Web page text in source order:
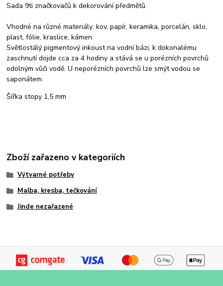
Sada 9ti značkovačů k dekorování předmětů.
Vhodné na různé materiály: kov, papír, keramika, porcelán, sklo,
plast, fólie, kraslice, kámen.
Světlostálý pigmentový inkoust na vodní bázi, k dokonalému
zaschnutí dojde cca za 4 hodiny a stává se u porézních povrchů
odolným vůči vodě. U neporézních povrchů lze smýt vodou se
saponátem.
Šířka stopy 1,5 mm
Zboží zařazeno v kategoriích
Výtvarné potřeby
Malba, kresba, tečkování
Jinde nezařazené